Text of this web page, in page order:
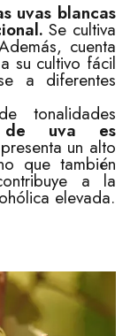
uvas blancas
Se cultiva
cuenta
su cultivo fácil
a diferentes
tonalidades
de uva es
un alto
que también
a la
elevada.